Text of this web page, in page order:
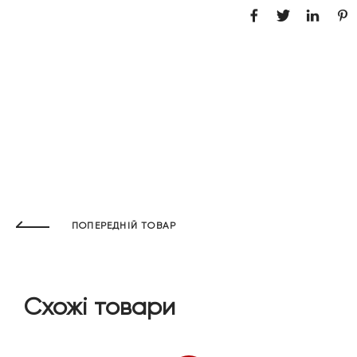
ПОПЕРЕДНІЙ ТОВАР
Схожі товари